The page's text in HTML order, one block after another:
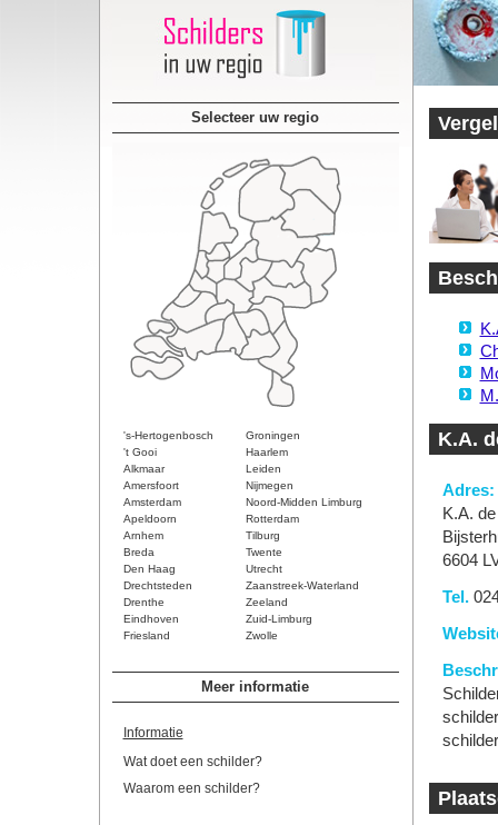
Selecteer uw regio
's-Hertogenbosch
Groningen
't Gooi
Haarlem
Alkmaar
Leiden
Amersfoort
Nijmegen
Amsterdam
Noord-Midden Limburg
Apeldoorn
Rotterdam
Arnhem
Tilburg
Breda
Twente
Den Haag
Utrecht
Drechtsteden
Zaanstreek-Waterland
Drenthe
Zeeland
Eindhoven
Zuid-Limburg
Friesland
Zwolle
Meer informatie
Informatie
Wat doet een schilder?
Waarom een schilder?
K.A.
Adres:
K.A.
6604
Tel.